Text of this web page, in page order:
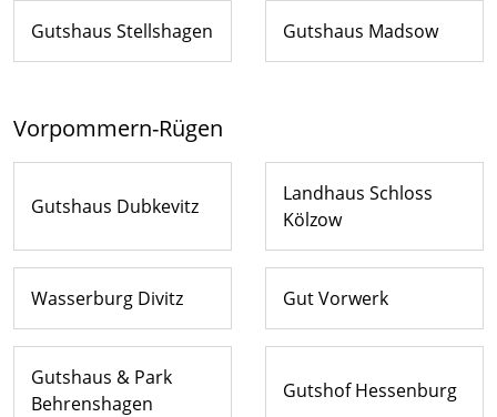
Gutshaus Stellshagen Gutshaus Madsow
Vorpommern-Rügen
Gutshaus Dubkevitz
Landhaus Schloss
Kölzow
Wasserburg Divitz Gut Vorwerk
Gutshaus & Park
Behrenshagen
Gutshof Hessenburg